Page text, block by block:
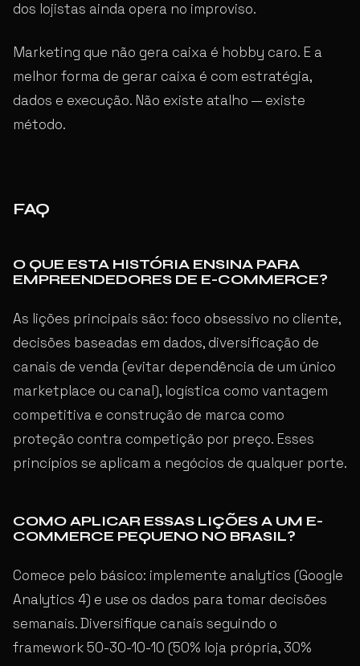
dos lojistas ainda opera no improviso.
Marketing que não gera caixa é hobby caro. E a
melhor forma de gerar caixa é com estratégia,
dados e execução. Não existe atalho — existe
método.
FAQ
O QUE ESTA HISTÓRIA ENSINA PARA
EMPREENDEDORES DE E-COMMERCE?
As lições principais são: foco obsessivo no cliente,
decisões baseadas em dados, diversificação de
canais de venda (evitar dependência de um único
marketplace ou canal), logística como vantagem
competitiva e construção de marca como
proteção contra competição por preço. Esses
princípios se aplicam a negócios de qualquer porte.
COMO APLICAR ESSAS LIÇÕES A UM E-
COMMERCE PEQUENO NO BRASIL?
Comece pelo básico: implemente analytics (Google
Analytics 4) e use os dados para tomar decisões
semanais. Diversifique canais seguindo o
framework 50-30-10-10 (50% loja própria, 30%